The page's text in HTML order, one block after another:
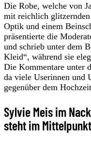
Die Robe, welche von
mit reichlich
Optik und einem
präsentierte die
und schrieb unter dem
Kleid“, während sie
Die Kommentare unter
da viele Userinnen und
gegenüber dem
Sylvie Meis im
steht im